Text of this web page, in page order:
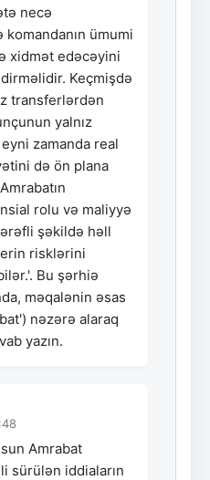
necə
komandanın ümumi
xidmət edəcəyini
Keçmişdə
transferlərdən
yalnız
eyni zamanda real
də ön plana
rolu və maliyyə
şəkildə həll
risklərini
Bu şərhiə
məqalənin əsas
nəzərə alaraq
yazın.
Amrabat
sürülən iddiaların